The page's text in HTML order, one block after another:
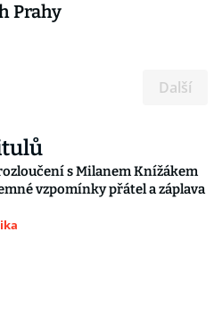
Prahy
Další
s Milanem Knížákem
vzpomínky přátel a záplava